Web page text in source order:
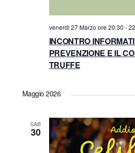
venerdì 27 Marzo ore 20:30 -
INCONTRO
PREVENZIONE E IL
TRUFFE
Maggio 2026
SAB
30